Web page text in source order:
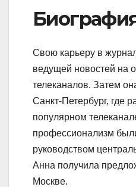
Свою карьеру в
ведущей новостей на
телеканалов. Затем
Санкт-Петербург, где
популярном
профессионализм
руководством
Анна получила
Москве.